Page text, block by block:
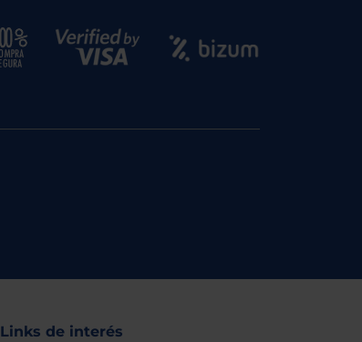
Links de interés